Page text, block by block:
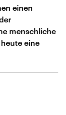
einen
menschliche
eine